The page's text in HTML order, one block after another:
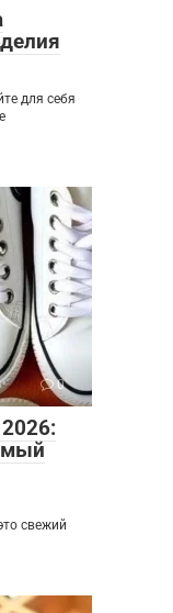
для себя
0
свежий